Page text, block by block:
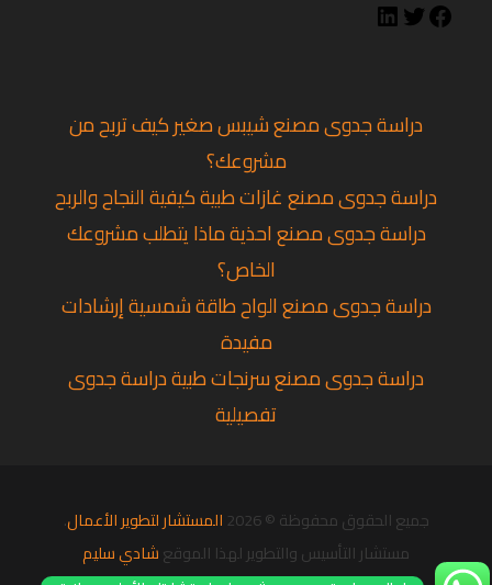
دراسة جدوى مصنع شيبس صغير كيف تربح من
مشروعك؟
دراسة جدوى مصنع غازات طبية كيفية النجاح والربح
دراسة جدوى مصنع احذية ماذا يتطلب مشروعك
الخاص؟
دراسة جدوى مصنع الواح طاقة شمسية إرشادات
مفيدة
دراسة جدوى مصنع سرنجات طبية دراسة جدوى
تفصيلية
جميع الحقوق محفوظة © 2026 المستشار لتطوير الأعمال.
مستشار التأسيس والتطوير لهذا الموقعشادي سليم